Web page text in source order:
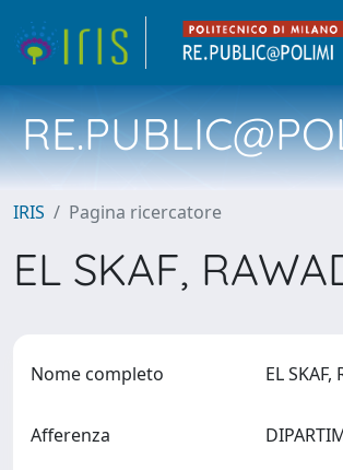
IRIS Pagina ricercatore
EL SKAF,
Nome completo EL SKAF,
Afferenza